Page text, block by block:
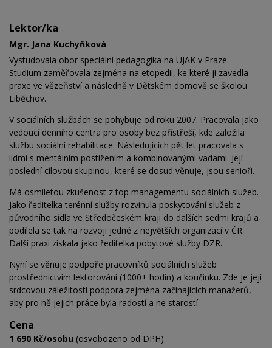
Lektor/ka
Mgr. Jana Kuchyňková
Vystudovala obor speciální pedagogika na UJAK v Praze.
Studium zaměřovala zejména na etopedii, ke které ji zavedla
praxe ve vězeňství a následně v Dětském domově se školou
Liběchov.
V sociálních službách se pohybuje od roku 2007. Pracovala jako
vedoucí denního centra pro osoby bez přístřeší, kde založila
službu sociální rehabilitace. Následujících pět let pracovala s
lidmi s mentálním postižením a kombinovanými vadami. Její
poslední cílovou skupinou, které se dosud věnuje, jsou senioři.
Má osmiletou zkušenost z top managementu sociálních služeb.
Jako ředitelka terénní služby rozvinula poskytování služeb z
původního sídla ve Středočeském kraji do dalších sedmi krajů a
podílela se tak na rozvoji jedné z největších organizací v ČR.
Další praxi získala jako ředitelka pobytové služby DZR.
Nyní se věnuje podpoře pracovníků sociálních služeb
prostřednictvím lektorování (1000+ hodin) a koučinku. Zde je její
srdcovou záležitostí podpora zejména začínajících manažerů,
aby pro ně jejich práce byla radostí a ne starostí.
Cena
1 690 Kč/osobu (osvobozeno od DPH)